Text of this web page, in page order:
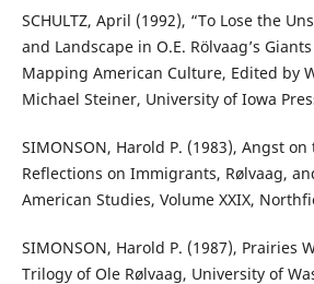
SCHULTZ, April (1992), “To Lose the
and Landscape in O.E. Rölvaag’s
Mapping American Culture, Edited by
Michael Steiner, University of Iowa
SIMONSON, Harold P. (1983), Angst
Reflections on Immigrants, Rølvaag,
American Studies, Volume XXIX,
SIMONSON, Harold P. (1987), Prairies
Trilogy of Ole Rølvaag, University of